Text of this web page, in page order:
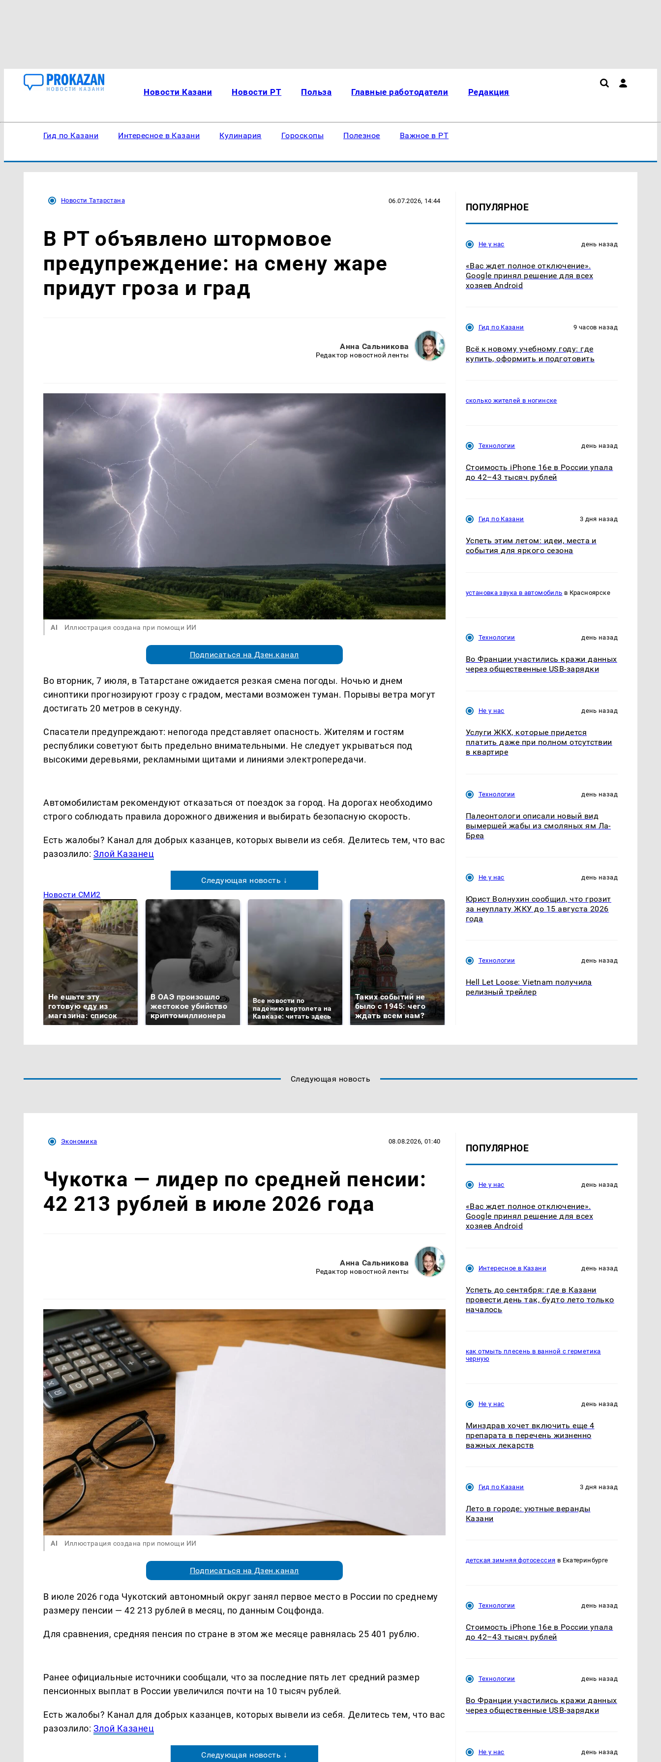
Новости Казани Новости РТ Польза Главные работодатели Редакция
Гид по Казани Интересное в Казани Кулинария Гороскопы Полезное Важное в РТ
Новости Татарстана 06.07.2026, 14:44
В РТ объявлено штормовое
предупреждение: на смену жаре
придут гроза и град
Анна Сальникова
Редактор новостной ленты
AI Иллюстрация создана при помощи ИИ
Подписаться на Дзен.канал
Во вторник, 7 июля, в Татарстане ожидается резкая смена погоды. Ночью и днем
синоптики прогнозируют грозу с градом, местами возможен туман. Порывы ветра могут
достигать 20 метров в секунду.
Спасатели предупреждают: непогода представляет опасность. Жителям и гостям
республики советуют быть предельно внимательными. Не следует укрываться под
высокими деревьями, рекламными щитами и линиями электропередачи.
Автомобилистам рекомендуют отказаться от поездок за город. На дорогах необходимо
строго соблюдать правила дорожного движения и выбирать безопасную скорость.
Есть жалобы? Канал для добрых казанцев, которых вывели из себя. Делитеcь тем, что вас
разозлило: Злой Казанец
Следующая новость ↓
Новости СМИ2
Не ешьте эту
готовую еду из
магазина: список
В ОАЭ произошло
жестокое убийство
криптомиллионера
Все новости по
падению вертолета на
Кавказе: читать здесь
Таких событий не
было с 1945: чего
ждать всем нам?
СМИ: В Химках на
ПОПУЛЯРНОЕ
Не у нас день назад
«Вас ждет полное отключение».
Google принял решение для всех
хозяев Android
Гид по Казани 9 часов назад
Всё к новому учебному году: где
купить, оформить и подготовить
сколько жителей в ногинске
Технологии день назад
Стоимость iPhone 16e в России упала
до 42–43 тысяч рублей
Гид по Казани 3 дня назад
Успеть этим летом: идеи, места и
события для яркого сезона
установка звука в автомобиль в Красноярске
Технологии день назад
Во Франции участились кражи данных
через общественные USB-зарядки
Не у нас день назад
Услуги ЖКХ, которые придется
платить даже при полном отсутствии
в квартире
Технологии день назад
Палеонтологи описали новый вид
вымершей жабы из смоляных ям Ла-
Бреа
Не у нас день назад
Юрист Волнухин сообщил, что грозит
за неуплату ЖКУ до 15 августа 2026
года
Технологии день назад
Hell Let Loose: Vietnam получила
релизный трейлер
Следующая новость
Экономика 08.08.2026, 01:40
Чукотка — лидер по средней пенсии:
42 213 рублей в июле 2026 года
Анна Сальникова
Редактор новостной ленты
AI Иллюстрация создана при помощи ИИ
Подписаться на Дзен.канал
В июле 2026 года Чукотский автономный округ занял первое место в России по среднему
размеру пенсии — 42 213 рублей в месяц, по данным Соцфонда.
Для сравнения, средняя пенсия по стране в этом же месяце равнялась 25 401 рублю.
Ранее официальные источники сообщали, что за последние пять лет средний размер
пенсионных выплат в России увеличился почти на 10 тысяч рублей.
Есть жалобы? Канал для добрых казанцев, которых вывели из себя. Делитеcь тем, что вас
разозлило: Злой Казанец
Следующая новость ↓
ПОПУЛЯРНОЕ
Не у нас день назад
«Вас ждет полное отключение».
Google принял решение для всех
хозяев Android
Интересное в Казани день назад
Успеть до сентября: где в Казани
провести день так, будто лето только
началось
как отмыть плесень в ванной с герметика
черную
Не у нас день назад
Минздрав хочет включить еще 4
препарата в перечень жизненно
важных лекарств
Гид по Казани 3 дня назад
Лето в городе: уютные веранды
Казани
детская зимняя фотосессия в Екатеринбурге
Технологии день назад
Стоимость iPhone 16e в России упала
до 42–43 тысяч рублей
Технологии день назад
Во Франции участились кражи данных
через общественные USB-зарядки
Не у нас день назад